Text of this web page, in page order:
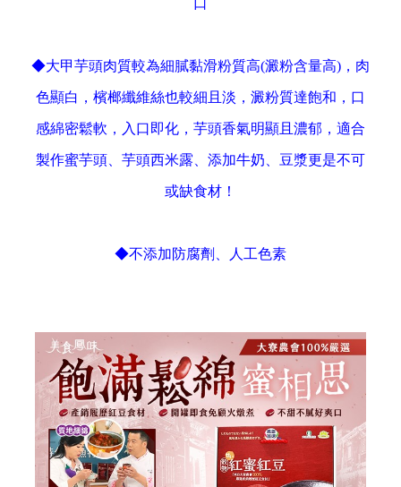
◆大甲芋頭肉質較為細膩黏滑粉質高(澱粉含量高)，肉
色顯白，檳榔纖維絲也較細且淡，澱粉質達飽和，口
感綿密鬆軟，入口即化，芋頭香氣明顯且濃郁，適合
製作蜜芋頭、芋頭西米露、添加牛奶、豆漿更是不可
或缺食材！
◆不添加防腐劑、人工色素